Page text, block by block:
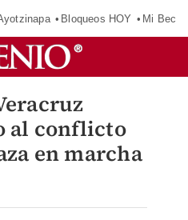
Bloqueos HOY Mi Beca
al conflicto
en marcha